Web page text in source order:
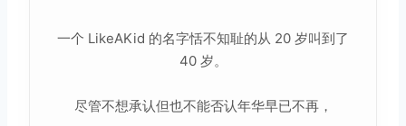
一个 LikeAKid 的名字恬不知耻的从 20 岁叫到了
40 岁。
尽管不想承认但也不能否认年华早已不再，